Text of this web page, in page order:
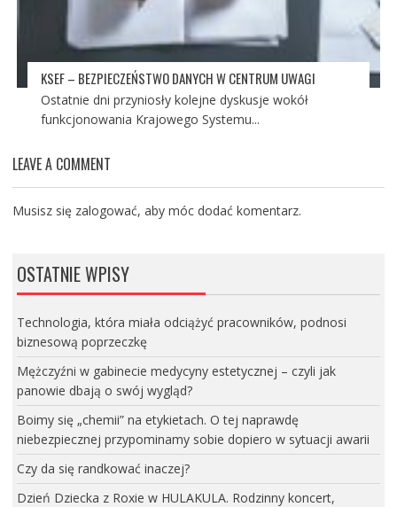
KSEF – BEZPIECZEŃSTWO DANYCH W CENTRUM UWAGI
Ostatnie dni przyniosły kolejne dyskusje wokół
funkcjonowania Krajowego Systemu...
LEAVE A COMMENT
Musisz się zalogować, aby móc dodać komentarz.
OSTATNIE WPISY
Technologia, która miała odciążyć pracowników, podnosi
biznesową poprzeczkę
Mężczyźni w gabinecie medycyny estetycznej – czyli jak
panowie dbają o swój wygląd?
Boimy się „chemii” na etykietach. O tej naprawdę
niebezpiecznej przypominamy sobie dopiero w sytuacji awarii
Czy da się randkować inaczej?
Dzień Dziecka z Roxie w HULAKULA. Rodzinny koncert,